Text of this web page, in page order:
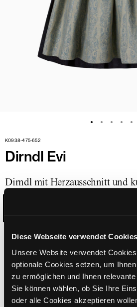
Diese Webseite verwendet Cookies
Unsere Website verwendet
optionale Cookies setzen, um
zu ermöglichen und Ihnen
Sie können wählen, ob Sie Ihre
oder alle Cookies akzeptieren
K0938-475-652
Dirndl Evi
Dirndl mit Herzausschnitt und
GRÖSSE WÄHLEN
799 inkl. MwSt. / exkl. Versand
BITTE WÄHLEN SIE EINE GRÖSSE AUS